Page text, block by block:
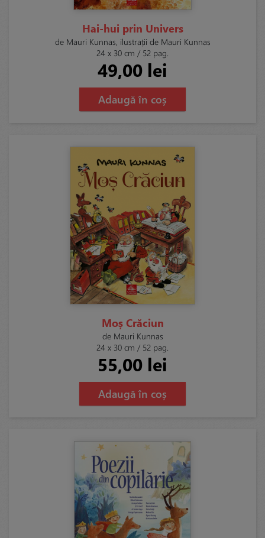
Hai-hui prin Univers
de Mauri Kunnas, ilustrații de Mauri Kunnas
24 x 30 cm / 52 pag.
49,00 lei
Adaugă în coș
Moș Crăciun
de Mauri Kunnas
24 x 30 cm / 52 pag.
55,00 lei
Adaugă în coș